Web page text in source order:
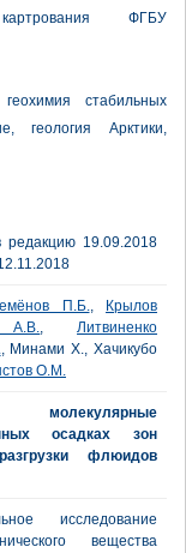
ФГБУ
стабильных
геология Арктики,
редакцию 19.09.2018
П.Б.,
Крылов
А.В.,Литвиненко
, Минами Х., Хачикубо
О.М.
молекулярные
осадках зон
флюидов
исследование
вещества